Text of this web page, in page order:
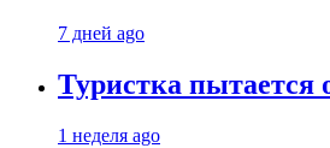
7 дней ago
Туристка пытается
1 неделя ago